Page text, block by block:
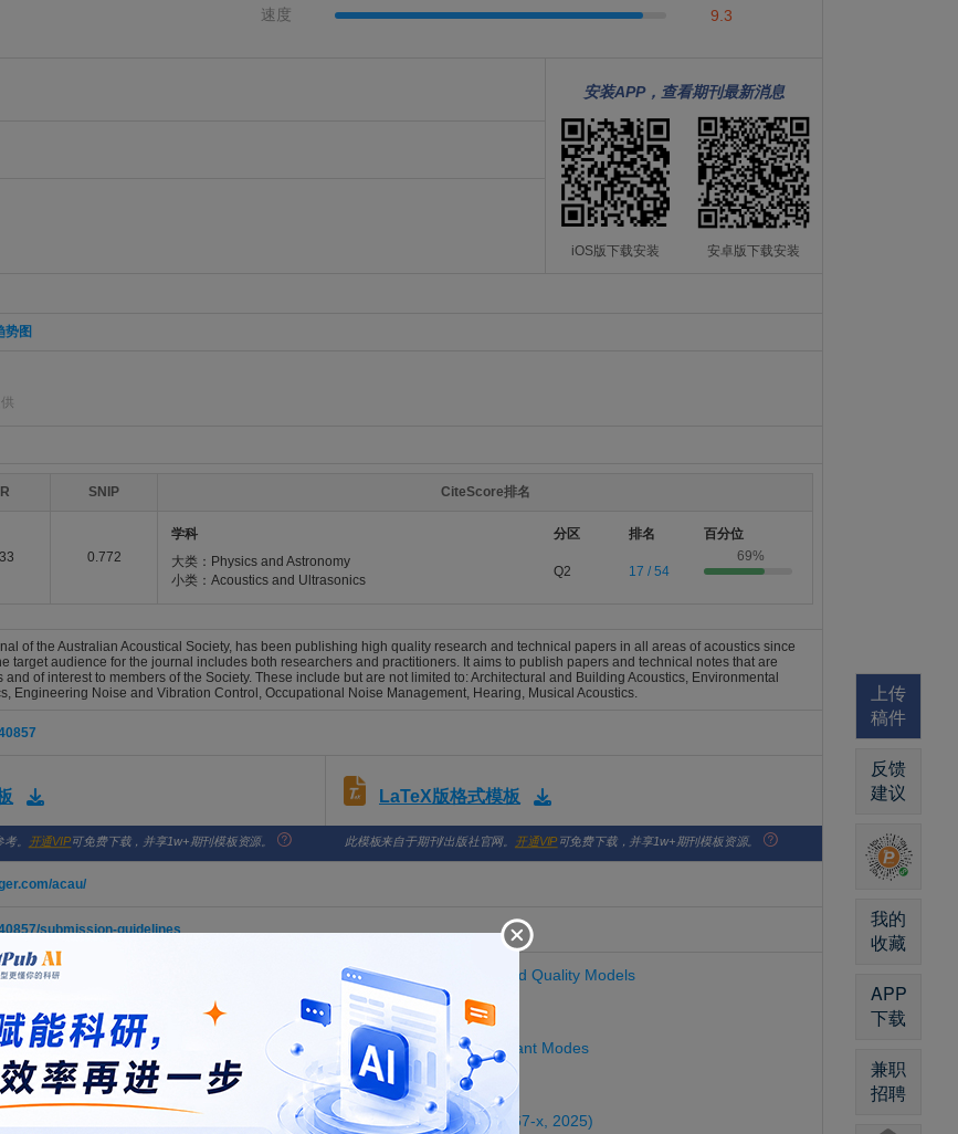
速度
9.3
安装APP，查看期刊最新消息
iOS版下载安装 安卓版下载安装
势图
SNIP CiteScore排名
0.772
学科 分区 排名
百分位
大类：Physics and Astronomy
小类：Acoustics and Ultrasonics
Q2 17 / 54
69%
of the Australian Acoustical Society, has been publishing high quality research and technical papers in all areas of acoustics since
target audience for the journal includes both researchers and practitioners. It aims to publish papers and technical notes that are
and of interest to members of the Society. These include but are not limited to: Architectural and Building Acoustics, Environmental
Engineering Noise and Vibration Control, Occupational Noise Management, Hearing, Musical Acoustics.
LaTeX版格式模板
。 开通VIP可免费下载，并享1w+期刊模板资源。 此模板来自于期刊/出版社官网。 开通VIP 可免费下载，并享1w+期刊模板资源。
acau/
submission-guidelines
Metrics: Impact on Post-processing Consistency and Sound Quality Models
Chen, Ke'an; Hou, Bingqing; Li, Hao; Zhang, Jun; Gao, Tong
2026; Vol. , Issue , pp. -. DOI: 10.1007/s40857-026-00393-3
Membrane for Broadband Sound Insulation Based on Multiple Resonant Modes
Yang, FengPeng
2026; Vol. , Issue , pp. -. DOI: 10.1007/s40857-026-00389-z
Control for Vehicle Interior Wind Noise (Oct, 10.1007/s40857-025-00367-x, 2025)
上传
稿件
反馈
建议
我的
收藏
APP
下载
兼职
招聘